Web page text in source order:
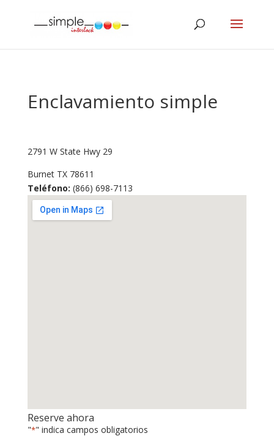
Enclavamiento simple
2791 W State Hwy 29
Burnet TX 78611
Teléfono: (866) 698-7113
Reserve ahora
"*" indica campos obligatorios